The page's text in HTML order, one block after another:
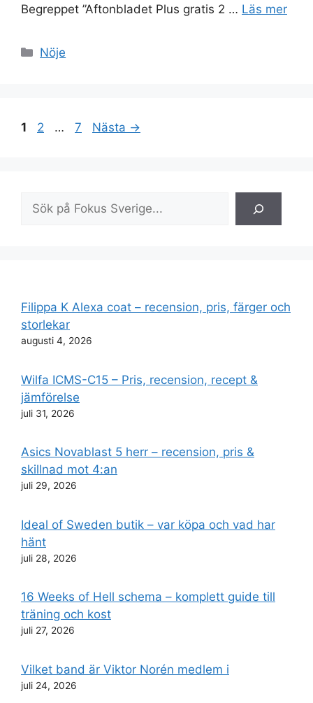
Begreppet ”Aftonbladet Plus gratis 2 … Läs mer
Kategorier
Nöje
Sida
1 Sida
2 … Sida
7 Nästa →
Sök
Filippa K Alexa coat – recension, pris, färger och
storlekar
augusti 4, 2026
Wilfa ICMS-C15 – Pris, recension, recept &
jämförelse
juli 31, 2026
Asics Novablast 5 herr – recension, pris &
skillnad mot 4:an
juli 29, 2026
Ideal of Sweden butik – var köpa och vad har
hänt
juli 28, 2026
16 Weeks of Hell schema – komplett guide till
träning och kost
juli 27, 2026
Vilket band är Viktor Norén medlem i
juli 24, 2026